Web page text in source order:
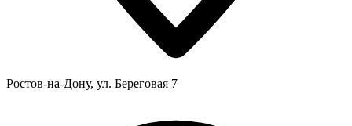
Ростов-на-Дону, ул. Береговая 7